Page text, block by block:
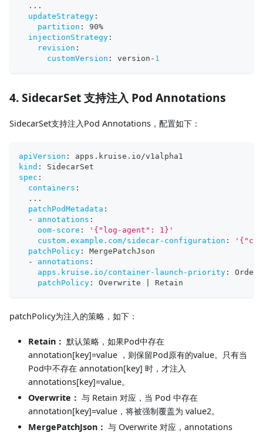
...
updateStrategy :
partition :
90%
injectionStrategy :
revision :
customVersion : version - 1
4. SidecarSet 支持注入 Pod Annotations
SidecarSet支持注入Pod Annotations，配置如下：
apiVersion :
apps.kruise.io/v1alpha1
kind :
SidecarSet
spec :
containers :
...
patchPodMetadata :
-
annotations :
oom-score :
'{"log-agent": 1}'
custom.example.com/sidecar-configuration :
patchPolicy :
MergePatchJson
-
annotations :
apps.kruise.io/container-launch-priority :
patchPolicy : Overwrite Retain
patchPolicy为注入的策略，如下：
Retain： 默认策略，如果Pod中存在
annotation[key]=value ，则保留Pod原有的value。只有当
Pod中不存在 annotation[key] 时，才注入
annotations[key]=value。
Overwrite： 与 Retain 对应，当 Pod 中存在
annotation[key]=value，将被强制覆盖为 value2。
MergePatchJson： 与 Overwrite 对应，annotations